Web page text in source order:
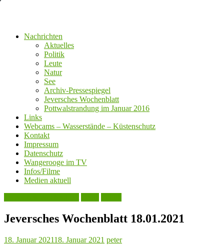
Nachrichten
Aktuelles
Politik
Leute
Natur
See
Archiv-Pressespiegel
Jeversches Wochenblatt
Pottwalstrandung im Januar 2016
Links
Webcams – Wasserstände – Küstenschutz
Kontakt
Impressum
Datenschutz
Wangerooge im TV
Infos/Filme
Medien aktuell
Jeversches Wochenblatt 18.01.2021
18. Januar 202118. Januar 2021 peter